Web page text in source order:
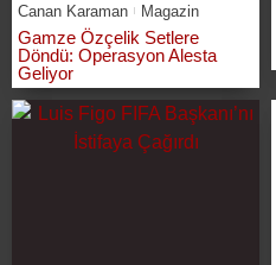
Canan Karaman Magazin
Gamze Özçelik Setlere
Döndü: Operasyon Alesta
Geliyor